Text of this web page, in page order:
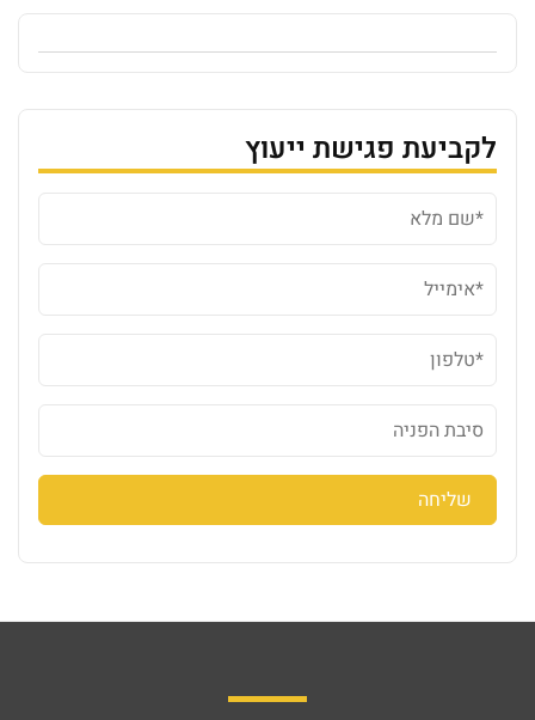
לקביעת פגישת ייעוץ